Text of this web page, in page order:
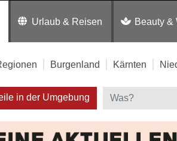
Urlaub & Reisen Beauty &
Burgenland Kärnten
in der Umgebung